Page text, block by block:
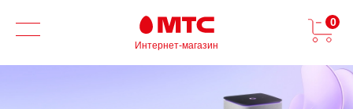
Интернет-магазин
0